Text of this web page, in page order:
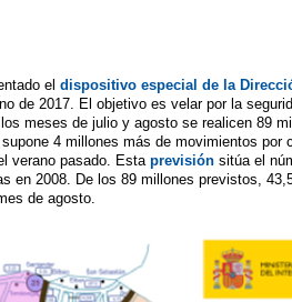
el dispositivo especial de la
de 2017. El objetivo es velar por la
meses de julio y agosto se realicen 89
4 millones más de movimientos por
verano pasado. Estaprevisión sitúa el
en 2008. De los 89 millones previstos,
de agosto.